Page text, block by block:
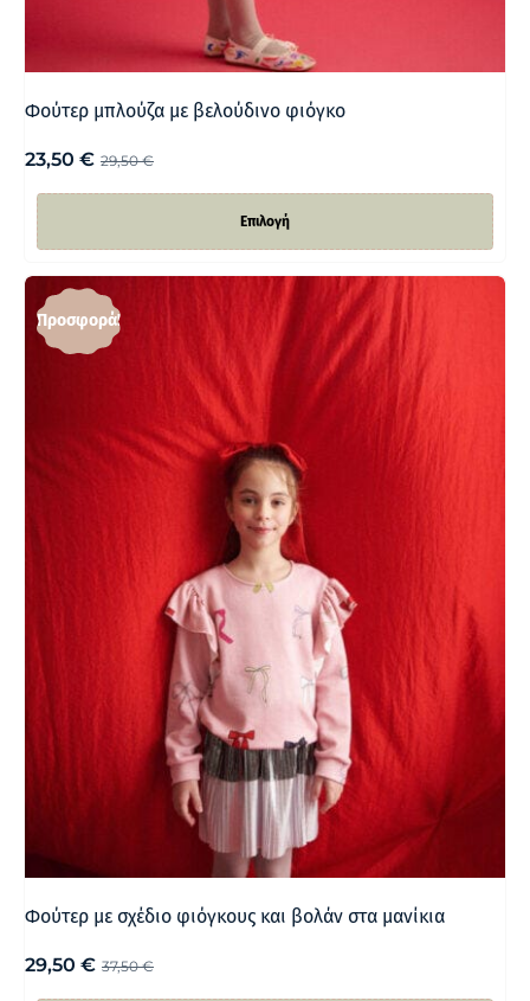
Φούτερ μπλούζα με βελούδινο φιόγκο
29,50€
23,50 €
Επιλογή
Προσφορά!
Φούτερ με σχέδιο φιόγκους και βολάν στα μανίκια
37,50€
29,50 €